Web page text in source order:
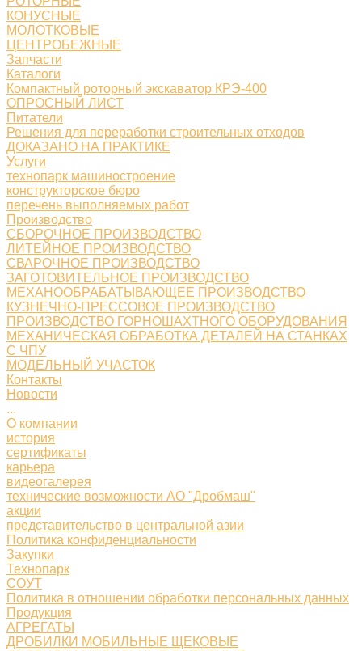
КОНУСНЫЕ
МОЛОТКОВЫЕ
ЦЕНТРОБЕЖНЫЕ
Запчасти
Каталоги
Компактный роторный экскаватор КРЭ-400
ОПРОСНЫЙ ЛИСТ
Питатели
Решения для переработки строительных отходов
ДОКАЗАНО НА ПРАКТИКЕ
Услуги
технопарк машиностроение
конструкторское бюро
перечень выполняемых работ
Производство
СБОРОЧНОЕ ПРОИЗВОДСТВО
ЛИТЕЙНОЕ ПРОИЗВОДСТВО
СВАРОЧНОЕ ПРОИЗВОДСТВО
ЗАГОТОВИТЕЛЬНОЕ ПРОИЗВОДСТВО
МЕХАНООБРАБАТЫВАЮЩЕЕ ПРОИЗВОДСТВО
КУЗНЕЧНО-ПРЕССОВОЕ ПРОИЗВОДСТВО
ПРОИЗВОДСТВО ГОРНОШАХТНОГО ОБОРУДОВАНИЯ
МЕХАНИЧЕСКАЯ ОБРАБОТКА ДЕТАЛЕЙ НА СТАНКАХ
С ЧПУ
МОДЕЛЬНЫЙ УЧАСТОК
Контакты
Новости
...
О компании
история
сертификаты
карьера
видеогалерея
технические возможности АО "Дробмаш"
акции
представительство в центральной азии
Политика конфиденциальности
Закупки
Технопарк
СОУТ
Политика в отношении обработки персональных данных
Продукция
АГРЕГАТЫ
ДРОБИЛКИ МОБИЛЬНЫЕ ЩЕКОВЫЕ